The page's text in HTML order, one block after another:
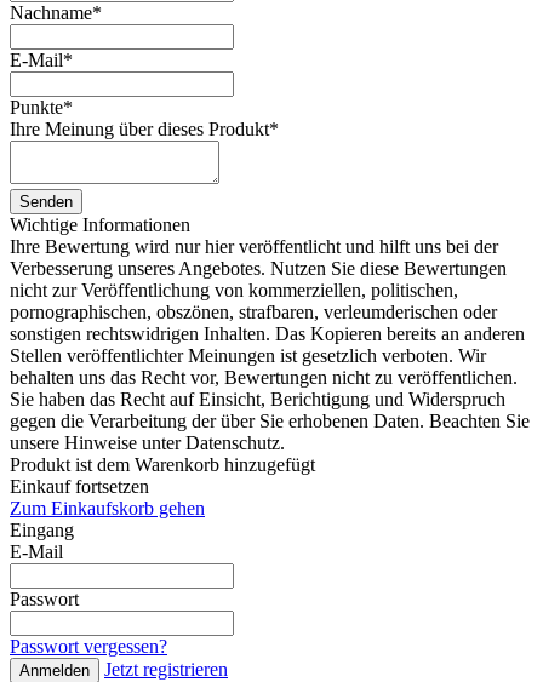
Nachname*
E-Mail*
Punkte*
Ihre Meinung über dieses Produkt*
Senden
Wichtige Informationen
Ihre Bewertung wird nur hier veröffentlicht und hilft uns bei der
Verbesserung unseres Angebotes. Nutzen Sie diese Bewertungen
nicht zur Veröffentlichung von kommerziellen, politischen,
pornographischen, obszönen, strafbaren, verleumderischen oder
sonstigen rechtswidrigen Inhalten. Das Kopieren bereits an anderen
Stellen veröffentlichter Meinungen ist gesetzlich verboten. Wir
behalten uns das Recht vor, Bewertungen nicht zu veröffentlichen.
Sie haben das Recht auf Einsicht, Berichtigung und Widerspruch
gegen die Verarbeitung der über Sie erhobenen Daten. Beachten Sie
unsere Hinweise unter Datenschutz.
Produkt ist dem Warenkorb hinzugefügt
Einkauf fortsetzen
Zum Einkaufskorb gehen
Eingang
E-Mail
Passwort
Passwort vergessen?
Anmelden
Jetzt registrieren